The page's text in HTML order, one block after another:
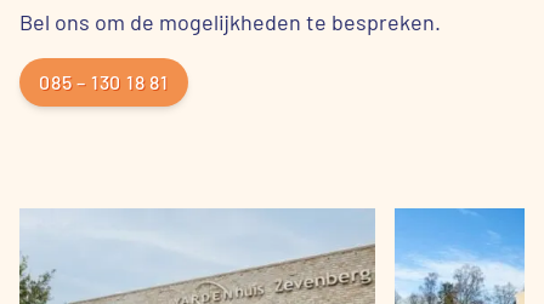
Bel ons om de mogelijkheden te bespreken.
085 – 130 18 81